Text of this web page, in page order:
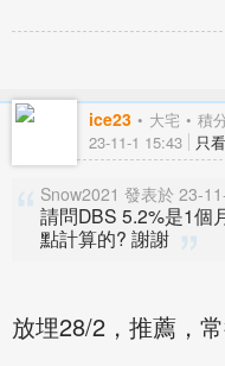
ice23 大宅 積
23-11-1 15:43 只
Snow2021 發表於 23-
請問DBS 5.2%是1個
點計算的? 謝謝
放埋28/2，推薦，